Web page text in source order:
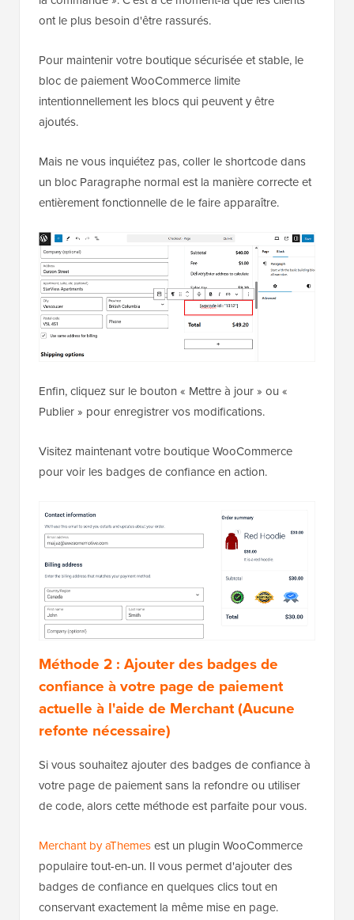
ont le plus besoin d'être rassurés.
Pour maintenir votre boutique sécurisée et stable, le
bloc de paiement WooCommerce limite
intentionnellement les blocs qui peuvent y être
ajoutés.
Mais ne vous inquiétez pas, coller le shortcode dans
un bloc Paragraphe normal est la manière correcte et
entièrement fonctionnelle de le faire apparaître.
Enfin, cliquez sur le bouton « Mettre à jour » ou «
Publier » pour enregistrer vos modifications.
Visitez maintenant votre boutique WooCommerce
pour voir les badges de confiance en action.
Méthode 2 : Ajouter des badges de
confiance à votre page de paiement
actuelle à l'aide de Merchant (Aucune
refonte nécessaire)
Si vous souhaitez ajouter des badges de confiance à
votre page de paiement sans la refondre ou utiliser
de code, alors cette méthode est parfaite pour vous.
Merchant by aThemesest un plugin WooCommerce
populaire tout-en-un. Il vous permet d'ajouter des
badges de confiance en quelques clics tout en
conservant exactement la même mise en page.